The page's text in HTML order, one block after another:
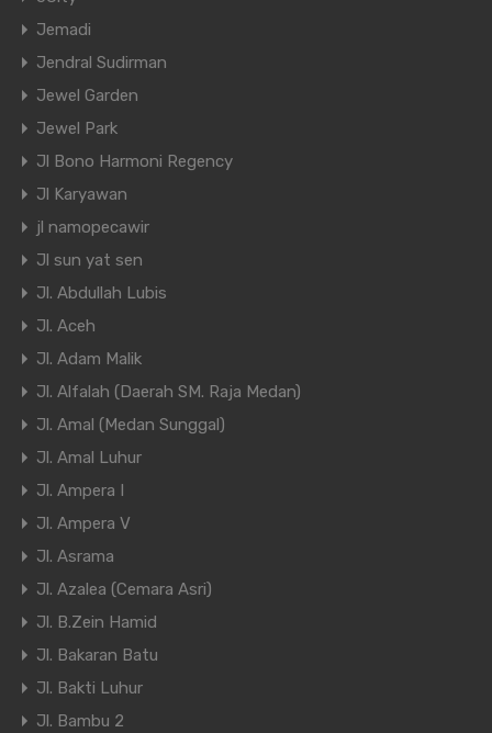
Jemadi
Jendral Sudirman
Jewel Garden
Jewel Park
Jl Bono Harmoni Regency
Jl Karyawan
jl namopecawir
Jl sun yat sen
Jl. Abdullah Lubis
Jl. Aceh
Jl. Adam Malik
Jl. Alfalah (Daerah SM. Raja Medan)
Jl. Amal (Medan Sunggal)
Jl. Amal Luhur
Jl. Ampera I
Jl. Ampera V
Jl. Asrama
Jl. Azalea (Cemara Asri)
Jl. B.Zein Hamid
Jl. Bakaran Batu
Jl. Bakti Luhur
Jl. Bambu 2